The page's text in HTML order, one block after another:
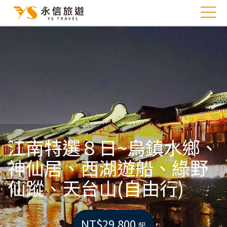
江南特選８日~烏鎮水鄉、
神仙居、西湖遊船、綠野
仙蹤、天台山(自由行)
NT$29,800